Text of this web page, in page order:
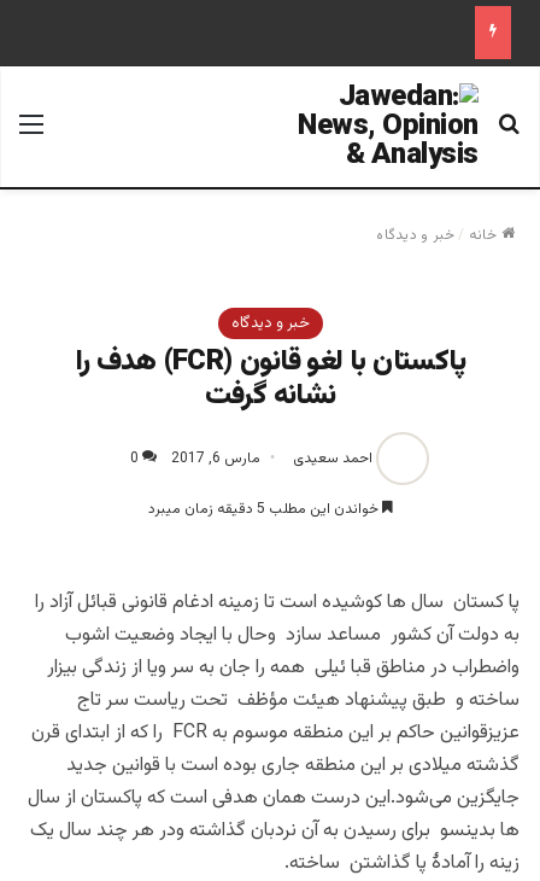
جستجو برای
خانه /خبر و دیدگاه
خبر و دیدگاه
پاکستان با لغو قانون (FCR) هدف را
نشانه گرفت
احمد سعیدی مارس 6, 2017 0
خواندن این مطلب 5 دقیقه زمان میبرد
پا کستان سال ها کوشیده است تا زمینه ادغام قانونی قبائل آزاد را
به دولت آن کشور مساعد سازد وحال با ایجاد وضعیت اشوب
واضطراب در مناطق قبا ئیلی همه را جان به سر ویا از زندگی بیزار
ساخته و طبق پیشنهاد هیئت مؤظف تحت ریاست سر تاج
عزیزقوانین حاکم بر این منطقه موسوم به FCR را که از ابتدای قرن
گذشته میلادی بر این منطقه جاری بوده است با قوانین جدید
جایگزین می‌شود.این درست همان هدفی است که پاکستان از سال
ها بدینسو برای رسیدن به آن نردبان گذاشته ودر هر چند سال یک
زینه را آمادۀ پا گذاشتن ساخته.